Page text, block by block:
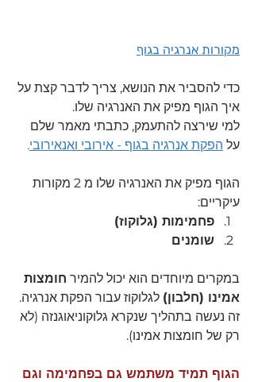
מקורות אנרגיה בגוף
כדי להסביר את הנושא, צריך לדבר קצת על
איך הגוף מפיק את האנרגיה שלו.
למי שירצה להתעמק, כתבתי מאמר שלם
על הפקת אנרגיה בגוף - אירובי ואנאירובי.
הגוף מפיק את האנרגיה שלו מ 2 מקורות
עיקריים:
פחמימות (גלוקוז)
שומנים
במקרים מיוחדים הוא יכול להמיר חומצות
אמינו (חלבון) לגלוקוז עבור הפקת אנרגיה.
זה נעשה בתהליך שנקרא גלוקוניאוגנזה (לא
רק של חומצות אמינו).
הגוף תמיד משתמש גם בפחמימה וגם